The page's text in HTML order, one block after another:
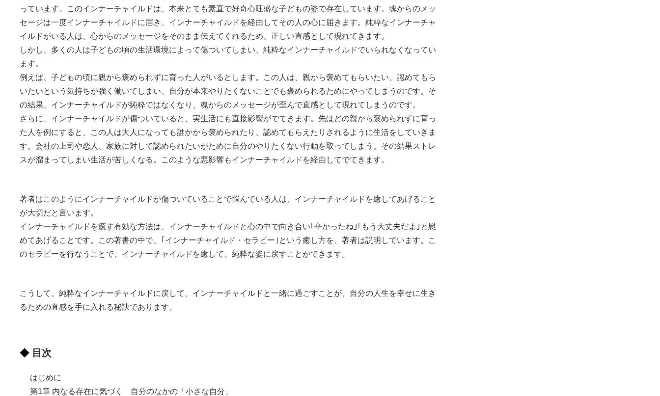
っています。このインナーチャイルドは、本来とても素直で好奇心旺盛な子どもの姿で存在しています。魂からのメッ
セージは一度インナーチャイルドに届き、インナーチャイルドを経由してその人の心に届きます。純粋なインナーチャ
イルドがいる人は、心からのメッセージをそのまま伝えてくれるため、正しい直感として現れてきます。
しかし、多くの人は子どもの頃の生活環境によって傷ついてしまい、純粋なインナーチャイルドでいられなくなってい
ます。
例えば、子どもの頃に親から褒められずに育った人がいるとします。この人は、親から褒めてもらいたい、認めてもら
いたいという気持ちが強く働いてしまい、自分が本来やりたくないことでも褒められるためにやってしまうのです。そ
の結果、インナーチャイルドが純粋ではなくなり、魂からのメッセージが歪んで直感として現れてしまうのです。
さらに、インナーチャイルドが傷ついていると、実生活にも直接影響がでてきます。先ほどの親から褒められずに育っ
た人を例にすると、この人は大人になっても誰かから褒められたり、認めてもらえたりされるように生活をしていきま
す。会社の上司や恋人、家族に対して認められたいがために自分のやりたくない行動を取ってしまう。その結果ストレ
スが溜まってしまい生活が苦しくなる。このような悪影響もインナーチャイルドを経由してでてきます。
著者はこのようにインナーチャイルドが傷ついていることで悩んでいる人は、インナーチャイルドを癒してあげること
が大切だと言います。
インナーチャイルドを癒す有効な方法は、インナーチャイルドと心の中で向き合い｢辛かったね｣｢もう大丈夫だよ｣と慰
めてあげることです。この著書の中で、｢インナーチャイルド・セラピー｣という癒し方を、著者は説明しています。こ
のセラピーを行なうことで、インナーチャイルドを癒して、純粋な姿に戻すことができます。
こうして、純粋なインナーチャイルドに戻して、インナーチャイルドと一緒に過ごすことが、自分の人生を幸せに生き
るための直感を手に入れる秘訣であります。
目次
はじめに
第1章 内なる存在に気づく 自分のなかの「小さな自分」